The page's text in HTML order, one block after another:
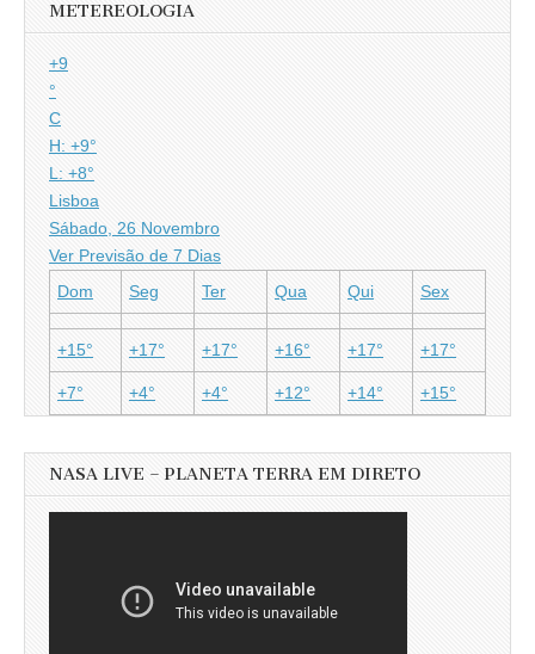
METEREOLOGIA
+9
°
C
H: +9°
L: +8°
Lisboa
Sábado, 26 Novembro
Ver Previsão de 7 Dias
Dom
Seg Ter Qua Qui Sex
+15° +17° +17° +16° +17° +17°
+7° +4° +4° +12° +14° +15°
NASA LIVE – PLANETA TERRA EM DIRETO